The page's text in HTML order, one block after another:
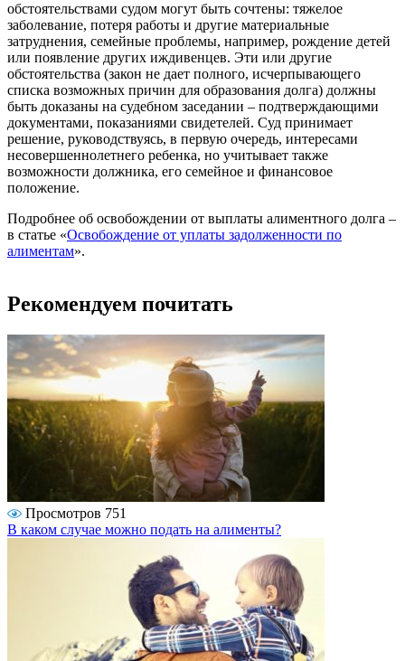
обстоятельствами судом могут быть сочтены: тяжелое
заболевание, потеря работы и другие материальные
затруднения, семейные проблемы, например, рождение детей
или появление других иждивенцев. Эти или другие
обстоятельства (закон не дает полного, исчерпывающего
списка возможных причин для образования долга) должны
быть доказаны на судебном заседании – подтверждающими
документами, показаниями свидетелей. Суд принимает
решение, руководствуясь, в первую очередь, интересами
несовершеннолетнего ребенка, но учитывает также
возможности должника, его семейное и финансовое
положение.
Подробнее об освобождении от выплаты алиментного долга –
в статье «Освобождение от уплаты задолженности по
алиментам».
Рекомендуем почитать
Просмотров 751
В каком случае можно подать на алименты?